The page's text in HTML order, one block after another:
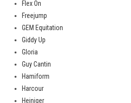
Flex On
Freejump
GEM Equitation
Giddy Up
Gloria
Guy Cantin
Hamiform
Harcour
Heiniger